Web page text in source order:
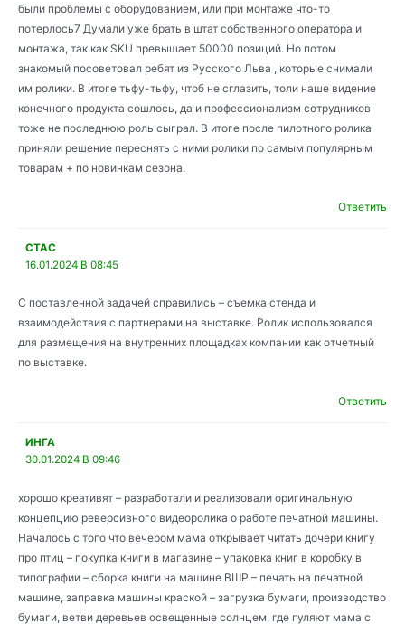
были проблемы с оборудованием, или при монтаже что-то
потерлось7 Думали уже брать в штат собственного оператора и
монтажа, так как SKU превышает 50000 позиций. Но потом
знакомый посоветовал ребят из Русского Льва , которые снимали
им ролики. В итоге тьфу-тьфу, чтоб не сглазить, толи наше видение
конечного продукта сошлось, да и профессионализм сотрудников
тоже не последнюю роль сыграл. В итоге после пилотного ролика
приняли решение переснять с ними ролики по самым популярным
товарам + по новинкам сезона.
Ответить
СТАС
16.01.2024 В 08:45
С поставленной задачей справились – съемка стенда и
взаимодействия с партнерами на выставке. Ролик использовался
для размещения на внутренних площадках компании как отчетный
по выставке.
Ответить
ИНГА
30.01.2024 В 09:46
хорошо креативят – разработали и реализовали оригинальную
концепцию реверсивного видеоролика о работе печатной машины.
Началось с того что вечером мама открывает читать дочери книгу
про птиц – покупка книги в магазине – упаковка книг в коробку в
типографии – сборка книги на машине ВШР – печать на печатной
машине, заправка машины краской – загрузка бумаги, производство
бумаги, ветви деревьев освещенные солнцем, где гуляют мама с